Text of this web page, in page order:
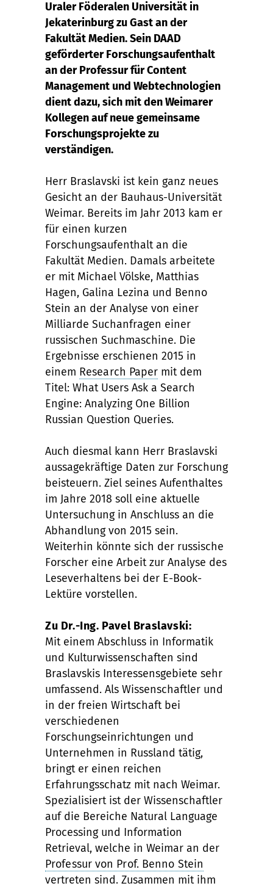
Uraler Föderalen Universität in
Jekaterinburg zu Gast an der
Fakultät Medien. Sein DAAD
geförderter Forschungsaufenthalt
an der Professur für Content
Management und Webtechnologien
dient dazu, sich mit den Weimarer
Kollegen auf neue gemeinsame
Forschungsprojekte zu
verständigen.
Herr Braslavski ist kein ganz neues
Gesicht an der Bauhaus-Universität
Weimar. Bereits im Jahr 2013 kam er
für einen kurzen
Forschungsaufenthalt an die
Fakultät Medien. Damals arbeitete
er mit Michael Völske, Matthias
Hagen, Galina Lezina und Benno
Stein an der Analyse von einer
Milliarde Suchanfragen einer
russischen Suchmaschine. Die
Ergebnisse erschienen 2015 in
einem Research Paper mit dem
Titel: What Users Ask a Search
Engine: Analyzing One Billion
Russian Question Queries.
Auch diesmal kann Herr Braslavski
aussagekräftige Daten zur Forschung
beisteuern. Ziel seines Aufenthaltes
im Jahre 2018 soll eine aktuelle
Untersuchung in Anschluss an die
Abhandlung von 2015 sein.
Weiterhin könnte sich der russische
Forscher eine Arbeit zur Analyse des
Leseverhaltens bei der E-Book-
Lektüre vorstellen.
Zu Dr.-Ing. Pavel Braslavski:
Mit einem Abschluss in Informatik
und Kulturwissenschaften sind
Braslavskis Interessensgebiete sehr
umfassend. Als Wissenschaftler und
in der freien Wirtschaft bei
verschiedenen
Forschungseinrichtungen und
Unternehmen in Russland tätig,
bringt er einen reichen
Erfahrungsschatz mit nach Weimar.
Spezialisiert ist der Wissenschaftler
auf die Bereiche Natural Language
Processing und Information
Retrieval, welche in Weimar an der
Professur von Prof. Benno Stein
vertreten sind. Zusammen mit ihm